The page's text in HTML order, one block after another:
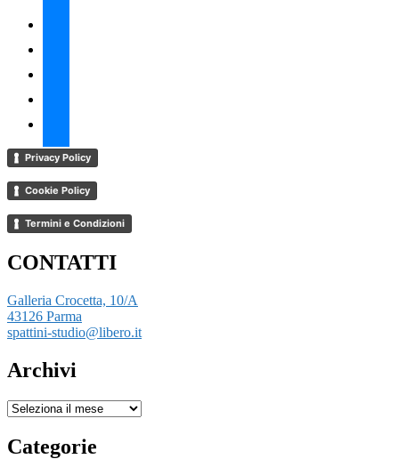
Privacy Policy
Cookie Policy
Termini e Condizioni
CONTATTI
Galleria Crocetta, 10/A
43126 Parma
spattini-studio@libero.it
Archivi
Archivi
Categorie